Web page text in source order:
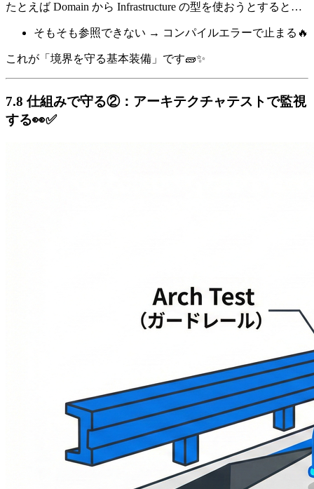
たとえば Domain から Infrastructure の型を使おうとすると…
そもそも参照できない → コンパイルエラーで止まる🔥
これが「境界を守る基本装備」です🧱✨
7.8 仕組みで守る②：アーキテクチャテストで監視
する👀✅